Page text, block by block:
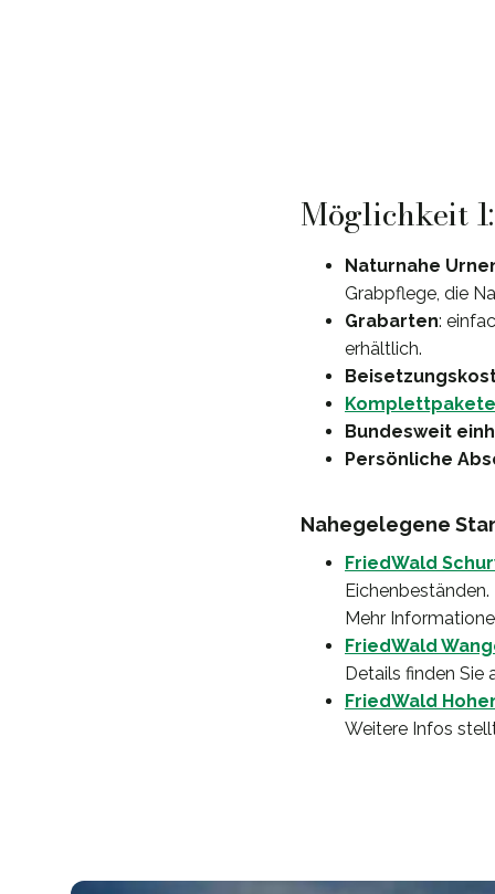
Möglichkeit
Naturnahe
Grabpflege, die
Grabarten:
erhältlich.
Komplettpakete
Bundesweit
Persönliche
Nahegelegene
FriedWald
Eichenbeständen.
Mehr
FriedWald
Details finden Sie
FriedWald
Weitere Infos